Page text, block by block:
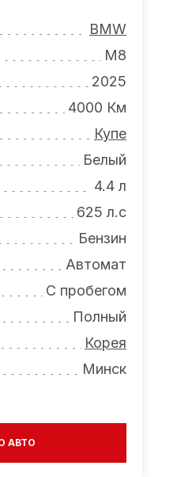
BMW
M8
2025
4000 Км
Купе
Белый
4.4 л
625 л.с
Бензин
Автомат
С пробегом
Полный
Корея
Минск
АВТО